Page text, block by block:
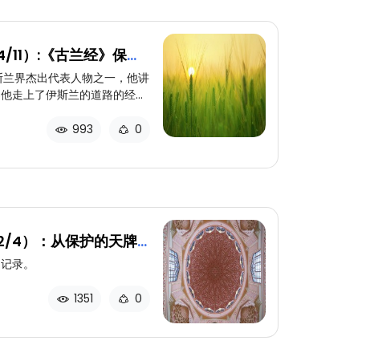
11）:《古兰经》保存
界杰出代表人物之一，他讲
走上了伊斯兰的道路的经
足以说明伊斯兰与世界其他
993 0
4）：从保护的天牌
录。
1351 0